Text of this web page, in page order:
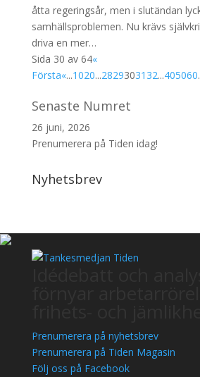
åtta regeringsår, men i slutändan
samhällsproblemen. Nu krävs
driva en mer…
Sida 30 av 64«
Första«...1020...28293031 32...405060
Senaste Numret
26 juni, 2026
Prenumerera på Tiden idag!
Nyhetsbrev
Prenumerera på nyhetsbrev
Prenumerera på Tiden Magasin
Följ oss på Facebook